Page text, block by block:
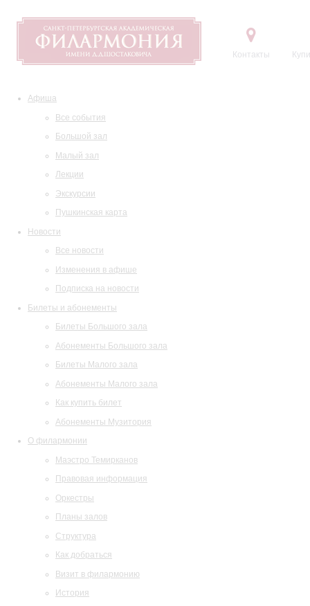
Контакты
Афиша
Все события
Большой зал
Малый зал
Лекции
Экскурсии
Пушкинская карта
Новости
Все новости
Изменения в афише
Подписка на новости
Билеты и абонементы
Билеты Большого зала
Абонементы Большого зала
Билеты Малого зала
Абонементы Малого зала
Как купить билет
Абонементы Музитория
О филармонии
Маэстро Темирканов
Правовая информация
Оркестры
Планы залов
Структура
Как добраться
Визит в филармонию
История